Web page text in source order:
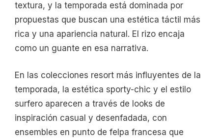
textura, y la temporada está dominada por
propuestas que buscan una estética táctil más
rica y una apariencia natural. El rizo encaja
como un guante en esa narrativa.
En las colecciones resort más influyentes de la
temporada, la estética sporty-chic y el estilo
surfero aparecen a través de looks de
inspiración casual y desenfadada, con
ensembles en punto de felpa francesa que